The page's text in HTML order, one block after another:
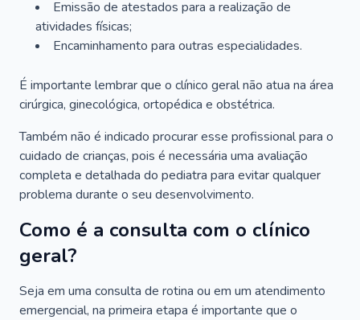
Emissão de atestados para a realização de
atividades físicas;
Encaminhamento para outras especialidades.
É importante lembrar que o clínico geral não atua na área
cirúrgica, ginecológica, ortopédica e obstétrica.
Também não é indicado procurar esse profissional para o
cuidado de crianças, pois é necessária uma avaliação
completa e detalhada do pediatra para evitar qualquer
problema durante o seu desenvolvimento.
Como é a consulta com o clínico
geral?
Seja em uma consulta de rotina ou em um atendimento
emergencial, na primeira etapa é importante que o